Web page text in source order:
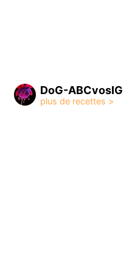
DoG-ABCvosIG